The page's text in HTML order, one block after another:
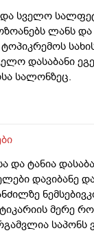
და სველო
ლანს
დასაბანი
სალონზეც.
და ტანია
დავიბანე
მერე
საპონს